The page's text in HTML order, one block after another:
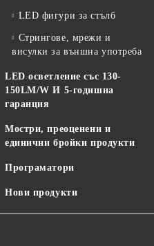
LED фигури за стълб
Стрингове, мрежи и
висулки за външна употреба
LED осветление със 130-
150LM/W И 5-годишна
гаранция
Мостри, преоценени и
единични бройки продукти
Програматори
Нови продукти